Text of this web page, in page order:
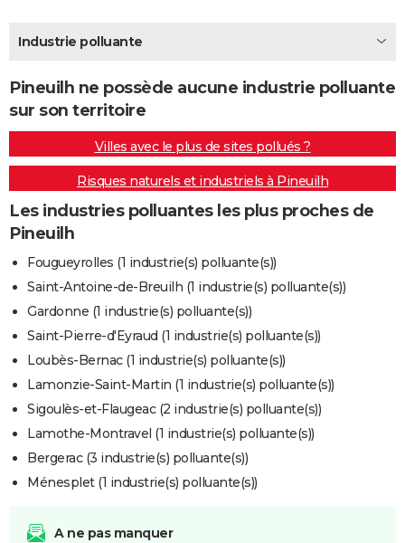
BONS PLANS
CARTE DE VOEUX
Carte de Noël
Carte Bonne année
Carte Saint-Valentin
Carte Pâques
Carte d'anniversaire
DICTIONNAIRE
Dictionnaire
Biographies
Citations
Expressions
Proverbes
PROGRAMME TV
COPAINS D'AVANT
S'inscrire
Se connecter
Lycées
Collèges
Primaires
Universités
Entreprises
Service militaire
Avis de recherche
AVIS DE DÉCÈS
FORUM
Industrie polluante
Pineuilh ne possède aucune industrie polluante
sur son territoire
Villes avec le plus de sites pollués ?
Risques naturels et industriels à Pineuilh
Les industries polluantes les plus proches de
Pineuilh
Fougueyrolles (1 industrie(s) polluante(s))
Saint-Antoine-de-Breuilh (1 industrie(s) polluante(s))
Gardonne (1 industrie(s) polluante(s))
Saint-Pierre-d'Eyraud (1 industrie(s) polluante(s))
Loubès-Bernac (1 industrie(s) polluante(s))
Lamonzie-Saint-Martin (1 industrie(s) polluante(s))
Sigoulès-et-Flaugeac (2 industrie(s) polluante(s))
Lamothe-Montravel (1 industrie(s) polluante(s))
Bergerac (3 industrie(s) polluante(s))
Ménesplet (1 industrie(s) polluante(s))
A ne pas manquer